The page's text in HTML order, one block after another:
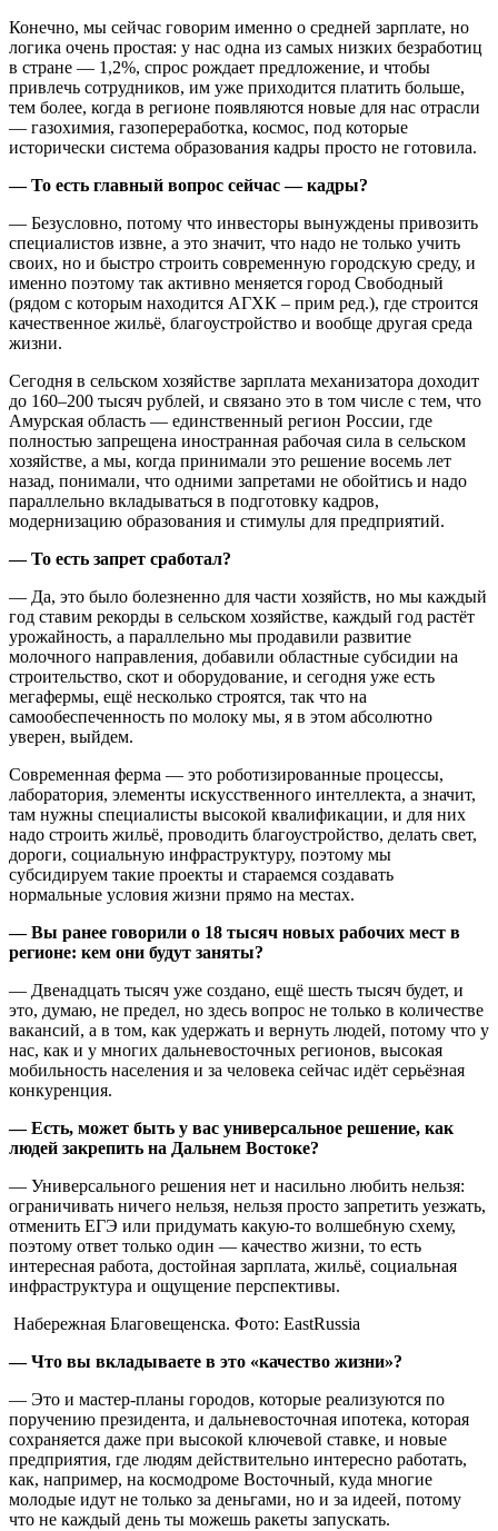
Конечно, мы сейчас говорим именно о средней зарплате, но
логика очень простая: у нас одна из самых низких безработиц
в стране — 1,2%, спрос рождает предложение, и чтобы
привлечь сотрудников, им уже приходится платить больше,
тем более, когда в регионе появляются новые для нас отрасли
— газохимия, газопереработка, космос, под которые
исторически система образования кадры просто не готовила.
— То есть главный вопрос сейчас — кадры?
— Безусловно, потому что инвесторы вынуждены привозить
специалистов извне, а это значит, что надо не только учить
своих, но и быстро строить современную городскую среду, и
именно поэтому так активно меняется город Свободный
(рядом с которым находится АГХК – прим ред.), где строится
качественное жильё, благоустройство и вообще другая среда
жизни.
Сегодня в сельском хозяйстве зарплата механизатора доходит
до 160–200 тысяч рублей, и связано это в том числе с тем, что
Амурская область — единственный регион России, где
полностью запрещена иностранная рабочая сила в сельском
хозяйстве, а мы, когда принимали это решение восемь лет
назад, понимали, что одними запретами не обойтись и надо
параллельно вкладываться в подготовку кадров,
модернизацию образования и стимулы для предприятий.
— То есть запрет сработал?
— Да, это было болезненно для части хозяйств, но мы каждый
год ставим рекорды в сельском хозяйстве, каждый год растёт
урожайность, а параллельно мы продавили развитие
молочного направления, добавили областные субсидии на
строительство, скот и оборудование, и сегодня уже есть
мегафермы, ещё несколько строятся, так что на
самообеспеченность по молоку мы, я в этом абсолютно
уверен, выйдем.
Современная ферма — это роботизированные процессы,
лаборатория, элементы искусственного интеллекта, а значит,
там нужны специалисты высокой квалификации, и для них
надо строить жильё, проводить благоустройство, делать свет,
дороги, социальную инфраструктуру, поэтому мы
субсидируем такие проекты и стараемся создавать
нормальные условия жизни прямо на местах.
— Вы ранее говорили о 18 тысяч новых рабочих мест в
регионе: кем они будут заняты?
— Двенадцать тысяч уже создано, ещё шесть тысяч будет, и
это, думаю, не предел, но здесь вопрос не только в количестве
вакансий, а в том, как удержать и вернуть людей, потому что у
нас, как и у многих дальневосточных регионов, высокая
мобильность населения и за человека сейчас идёт серьёзная
конкуренция.
— Есть, может быть у вас универсальное решение, как
людей закрепить на Дальнем Востоке?
— Универсального решения нет и насильно любить нельзя:
ограничивать ничего нельзя, нельзя просто запретить уезжать,
отменить ЕГЭ или придумать какую-то волшебную схему,
поэтому ответ только один — качество жизни, то есть
интересная работа, достойная зарплата, жильё, социальная
инфраструктура и ощущение перспективы.
Набережная Благовещенска. Фото: EastRussia
— Что вы вкладываете в это «качество жизни»?
— Это и мастер-планы городов, которые реализуются по
поручению президента, и дальневосточная ипотека, которая
сохраняется даже при высокой ключевой ставке, и новые
предприятия, где людям действительно интересно работать,
как, например, на космодроме Восточный, куда многие
молодые идут не только за деньгами, но и за идеей, потому
что не каждый день ты можешь ракеты запускать.